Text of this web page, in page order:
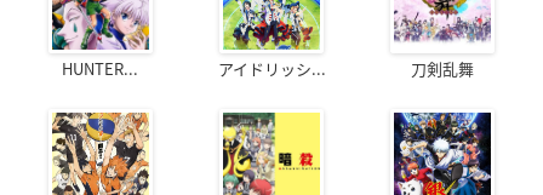
HUNTER... アイドリッシ... 刀剣乱舞